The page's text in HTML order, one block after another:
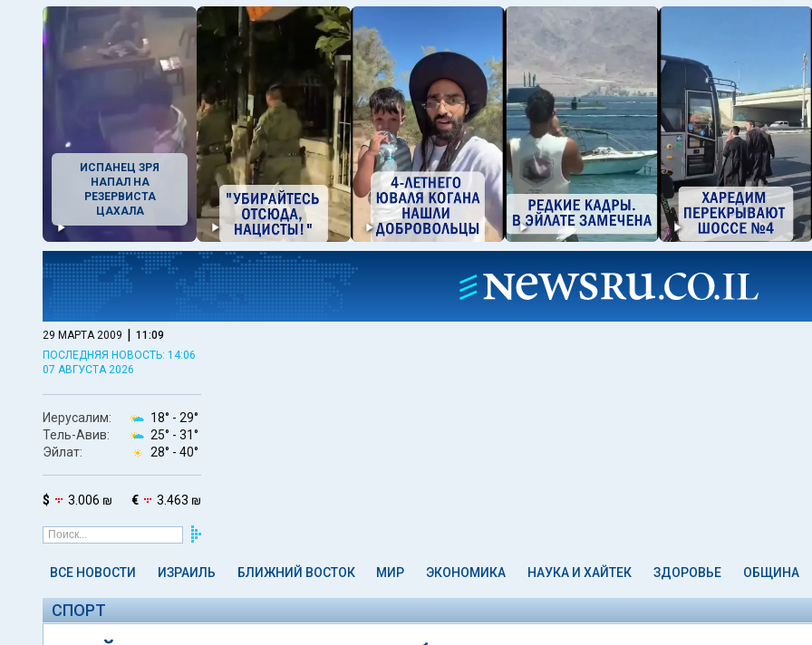
ИСПАНЕЦ ЗРЯ
НАПАЛ НА
РЕЗЕРВИСТА
ЦАХАЛА
29 МАРТА 2009 | 11:09
ПОСЛЕДНЯЯ НОВОСТЬ: 14:06
07 АВГУСТА 2026
Иерусалим: 18° - 29°
Тель-Авив:
25° - 31°
Эйлат:
28° - 40°
$ 3.006 ₪ € 3.463 ₪
ВСЕ НОВОСТИ ИЗРАИЛЬ БЛИЖНИЙ ВОСТОК МИР ЭКОНОМИКА НАУКА И ХАЙТЕК ЗДОРОВЬЕ ОБЩИНА
СПОРТ